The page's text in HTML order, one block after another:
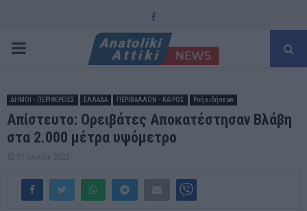
Facebook
PRIMARY
ΔΗΜΟΙ - ΠΕΡΙΦΕΡΕΙΕΣ ΕΛΛΑΔΑ ΠΕΡΙΒΑΛΛΟΝ - ΚΑΙΡΟΣ Ροή ειδήσεων
Απίστευτο: Ορειβάτες Αποκατέστησαν Βλάβη
στα 2.000 μέτρα υψόμετρο
31 Ιουλίου 2023